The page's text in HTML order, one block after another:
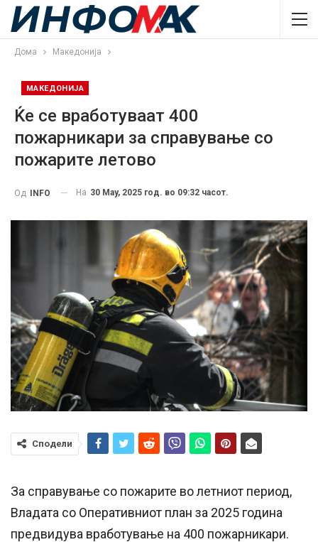
Дома Македонија
МАКЕДОНИЈА
Ќе се вработуваат 400
пожарникари за справување со
пожарите летово
Од INFO На 30 May, 2025 год. во 09:32 часот.
Сподели
За справување со пожарите во летниот период,
Владата со Оперативниот план за 2025 година
предвидува вработување на 400 пожарникари.